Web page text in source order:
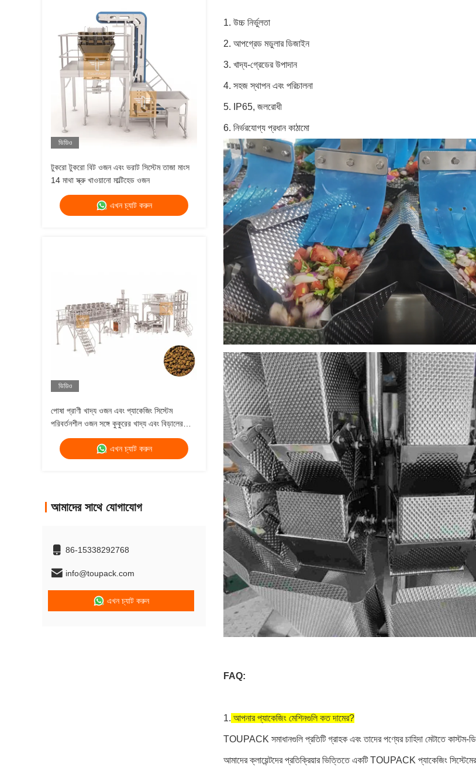
ভিডিও
টুকরো টুকরো বিট ওজন এবং ভরাট সিস্টেম তাজা মাংস
14 মাথা স্ক্রু খাওয়ানো মাল্টিহেড ওজন
এখন চ্যাট করুন
ভিডিও
পোষা প্রাণী খাদ্য ওজন এবং প্যাকেজিং সিস্টেম
পরিবর্তনশীল ওজন সঙ্গে কুকুরের খাদ্য এবং বিড়ালের
খাদ্য মাল্টিহেড ওজন
এখন চ্যাট করুন
আমাদের সাথে যোগাযোগ
86-15338292768
info@toupack.com
এখন চ্যাট করুন
1. উচ্চ নির্ভুলতা
2. আপগ্রেড মডুলার ডিজাইন
3. খাদ্য-গ্রেডের উপাদান
4. সহজ স্থাপন এবং পরিচালনা
5. IP65, জলরোধী
6. নির্ভরযোগ্য প্রধান কাঠামো
FAQ:
1. আপনার প্যাকেজিং মেশিনগুলি কত দামের?
TOUPACK সমাধানগুলি প্রতিটি গ্রাহক এবং তাদের পণ্যের চাহিদা মেটাতে
আমাদের ক্লায়েন্টদের প্রতিক্রিয়ার ভিত্তিতে একটি TOUPACK প্যাকেজিং